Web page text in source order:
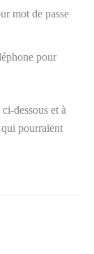
mot de passe
pour
dessous et à
qui pourraient